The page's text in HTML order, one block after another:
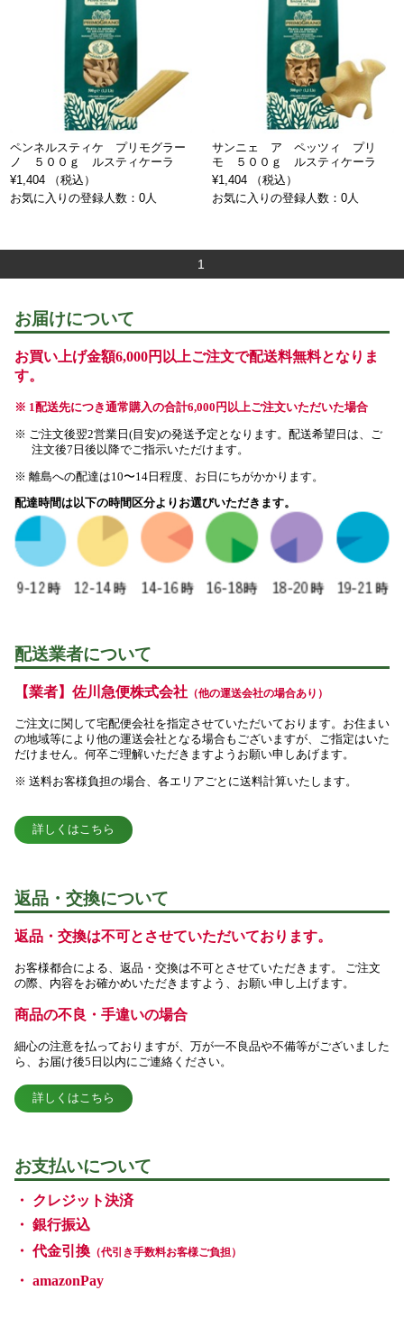
ペンネルスティケ プリモグラー
ノ ５００ｇ ルスティケーラ
¥1,404 （税込）
お気に入りの登録人数：0人
サンニェ ア ペッツィ プリ
モ ５００ｇ ルスティケーラ
¥1,404 （税込）
お気に入りの登録人数：0人
1